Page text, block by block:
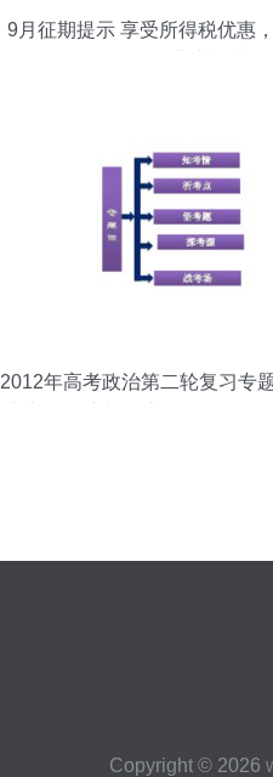
9月征期提示 享受所得税优惠
2012年高考政治第二轮复习专
Copyright © 2026